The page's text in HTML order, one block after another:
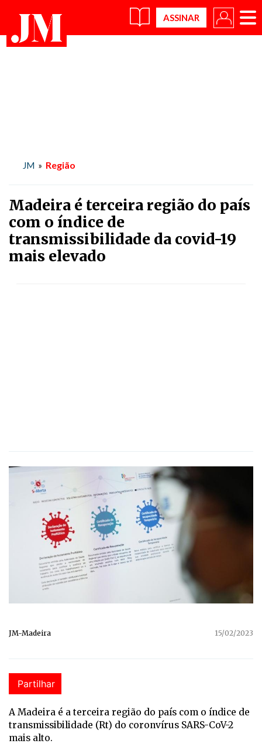
×
JM » Região
Madeira é terceira região do país
com o índice de
transmissibilidade da covid-19
mais elevado
JM-Madeira 15/02/2023
Partilhar
A Madeira é a terceira região do país com o índice de
transmissibilidade (Rt) do coronvírus SARS-CoV-2
mais alto.